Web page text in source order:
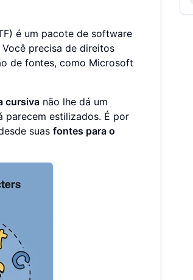
é um pacote de software
precisa de direitos
de fontes, como Microsoft
cursiva não lhe dá um
parecem estilizados. É por
suas fontes para o